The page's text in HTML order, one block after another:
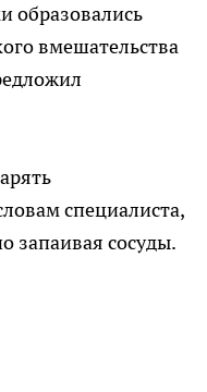
образовались
вмешательства
специалиста,
запаивая сосуды.